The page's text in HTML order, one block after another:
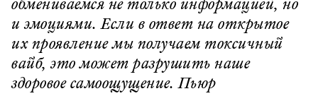
обмениваемся не только информацией, но
и эмоциями. Если в ответ на открытое
их проявление мы получаем токсичный
вайб, это может разрушить наше
здоровое самоощущение. Пьюр